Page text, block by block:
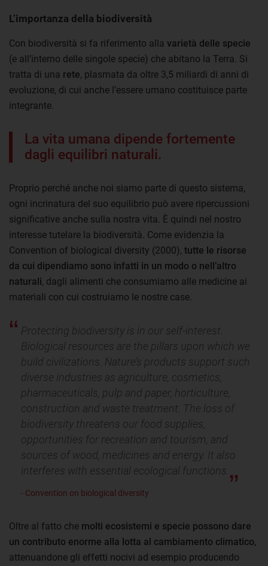
L’importanza della biodiversità
Con biodiversità si fa riferimento alla varietà delle specie
(e all’interno delle singole specie) che abitano la Terra. Si
tratta di una rete, plasmata da oltre 3,5 miliardi di anni di
evoluzione, di cui anche l’essere umano costituisce parte
integrante.
La vita umana dipende fortemente
dagli equilibri naturali.
Proprio perché anche noi siamo parte di questo sistema,
ogni incrinatura del suo equilibrio può avere ripercussioni
significative anche sulla nostra vita. È quindi nel nostro
interesse tutelare la biodiversità. Come evidenzia la
Convention of biological diversity (2000), tutte le risorse
da cui dipendiamo sono infatti in un modo o nell’altro
naturali, dagli alimenti che consumiamo alle medicine ai
materiali con cui costruiamo le nostre case.
Protecting biodiversity is in our self-interest.
Biological resources are the pillars upon which we
build civilizations. Nature’s products support such
diverse industries as agriculture, cosmetics,
pharmaceuticals, pulp and paper, horticulture,
construction and waste treatment. The loss of
biodiversity threatens our food supplies,
opportunities for recreation and tourism, and
sources of wood, medicines and energy. It also
interferes with essential ecological functions.
- Convention on biological diversity
Oltre al fatto che molti ecosistemi e specie possono dare
un contributo enorme alla lotta al cambiamento climatico,
attenuandone gli effetti nocivi ad esempio producendo